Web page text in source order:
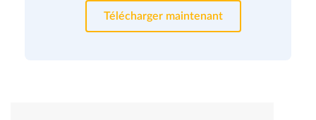
Télécharger maintenant